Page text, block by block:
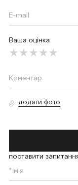
Ваша оцінка
додати фото
поставити